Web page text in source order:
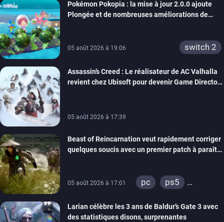
Pokémon Pokopia : la mise à jour 2.0.0 ajoute
Plongée et de nombreuses améliorations de
05 août 2026 à 19:06 switch 2
Assassin’s Creed : Le réalisateur de AC Valhalla
revient chez Ubisoft pour devenir Game Director
05 août 2026 à 17:39
Beast of Reincarnation veut rapidement corriger
quelques soucis avec un premier patch à paraître
05 août 2026 à 17:01 pc
ps5
Larian célèbre les 3 ans de Baldur’s Gate 3 avec
des statistiques disons, surprenantes